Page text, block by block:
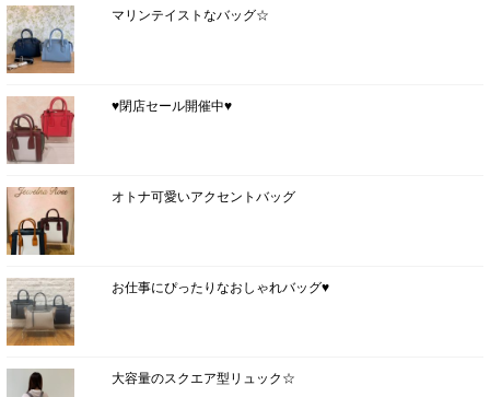
マリンテイストなバッグ☆
♥閉店セール開催中♥
オトナ可愛いアクセントバッグ
お仕事にぴったりなおしゃれバッグ♥
大容量のスクエア型リュック☆